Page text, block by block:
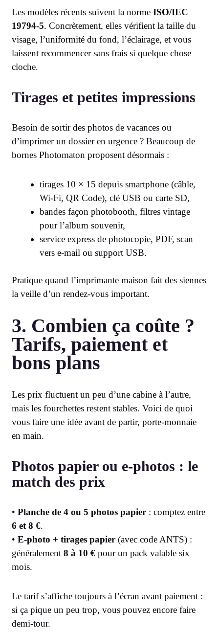
Les modèles récents suivent la norme ISO/IEC
19794-5. Concrètement, elles vérifient la taille du
visage, l’uniformité du fond, l’éclairage, et vous
laissent recommencer sans frais si quelque chose
cloche.
Tirages et petites impressions
Besoin de sortir des photos de vacances ou
d’imprimer un dossier en urgence ? Beaucoup de
bornes Photomaton proposent désormais :
tirages 10 × 15 depuis smartphone (câble,
Wi-Fi, QR Code), clé USB ou carte SD,
bandes façon photobooth, filtres vintage
pour l’album souvenir,
service express de photocopie, PDF, scan
vers e-mail ou support USB.
Pratique quand l’imprimante maison fait des siennes
la veille d’un rendez-vous important.
3. Combien ça coûte ?
Tarifs, paiement et
bons plans
Les prix fluctuent un peu d’une cabine à l’autre,
mais les fourchettes restent stables. Voici de quoi
vous faire une idée avant de partir, porte-monnaie
en main.
Photos papier ou e-photos : le
match des prix
• Planche de 4 ou 5 photos papier : comptez entre
6 et 8 €.
• E-photo + tirages papier (avec code ANTS) :
généralement 8 à 10 € pour un pack valable six
mois.
Le tarif s’affiche toujours à l’écran avant paiement :
si ça pique un peu trop, vous pouvez encore faire
demi-tour.